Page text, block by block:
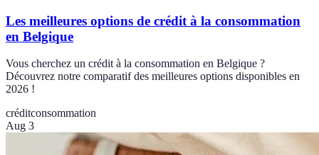
Les meilleures options de crédit à la consommation
en Belgique
Vous cherchez un crédit à la consommation en Belgique ?
Découvrez notre comparatif des meilleures options disponibles en
2026 !
créditconsommation
Aug 3